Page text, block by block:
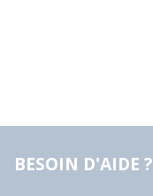
BESOIN D'AIDE ?